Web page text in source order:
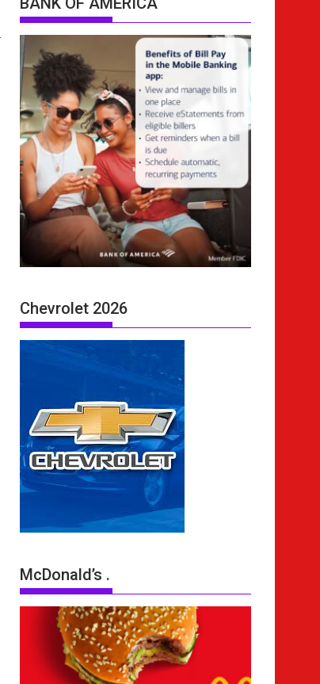
Chevrolet 2026
McDonald’s .